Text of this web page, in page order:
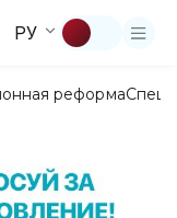
РУ
реформа